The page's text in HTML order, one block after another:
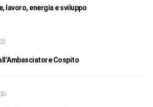
lavoro, energia e sviluppo
Cospito